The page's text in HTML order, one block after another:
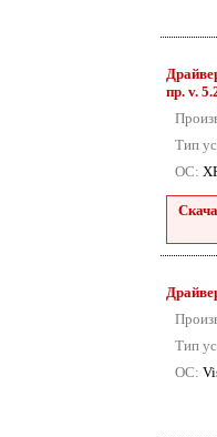
пр. v.
Тип
ОС:
Тип
ОС: